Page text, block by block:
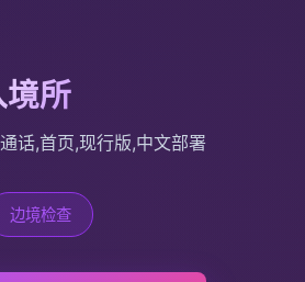
境所
话,首页,现行版,中文部署
边境检查